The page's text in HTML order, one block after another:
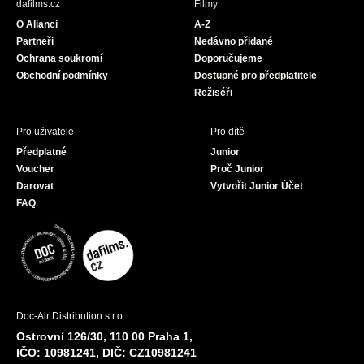
dafilms.cz
O Alianci
Partneři
Ochrana soukromí
Obchodní podmínky
Filmy
A-Z
Nedávno přidané
Doporučujeme
Dostupné pro předplatitele
Režiséři
Pro uživatele
Předplatné
Voucher
Darovat
FAQ
Pro dítě
Junior
Proč Junior
Vytvořit Junior Účet
Doc-Air Distribution s.r.o.
Ostrovní 126/30, 110 00 Praha 1,
IČO: 10981241, DIČ: CZ10981241